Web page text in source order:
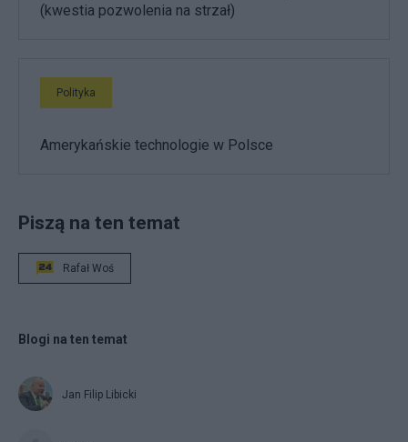
(kwestia pozwolenia na strzał)
Polityka
Amerykańskie technologie w Polsce
Piszą na ten temat
Rafał Woś
Blogi na ten temat
Jan Filip Libicki